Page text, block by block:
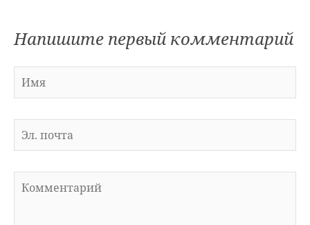
Напишите первый комментарий